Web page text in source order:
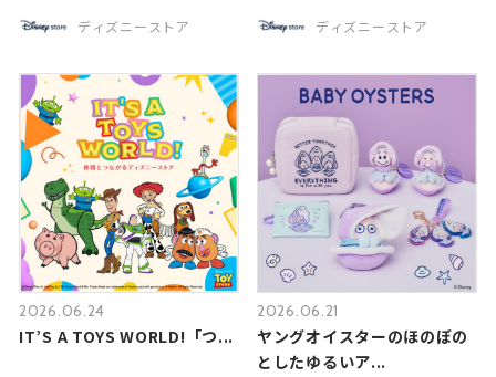
ディズニーストア ディズニーストア
2026.06.24
IT’S A TOYS WORLD!「つ...
2026.06.21
ヤングオイスターのほのぼの
としたゆるいア...